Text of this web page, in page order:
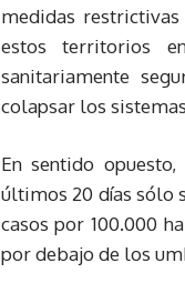
medidas
estos territorios
sanitariamente
colapsar los
En sentido
últimos 20 días sólo
casos por 100.000
por debajo de los